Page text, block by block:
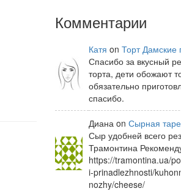
Комментарии
Катя on Торт Дамские
Спасибо за вкусный
торта, дети обожают
обязательно
спасибо.
Диана on Сырная
Сыр удобней всего
Трамонтина
https://tramontina.ua/
i-prinadlezhnosti/
nozhy/cheese/